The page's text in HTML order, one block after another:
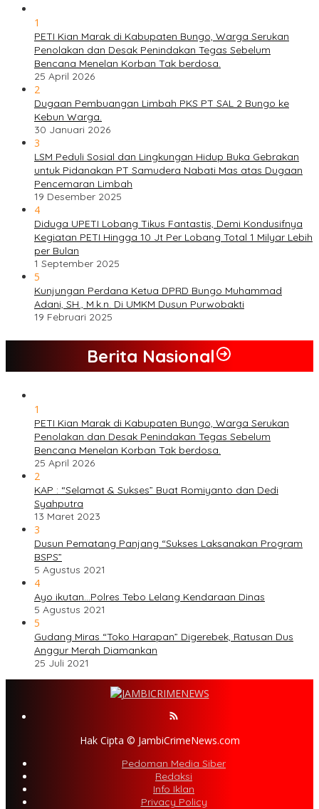
1
PETI Kian Marak di Kabupaten Bungo, Warga Serukan
Penolakan dan Desak Penindakan Tegas Sebelum
Bencana Menelan Korban Tak berdosa.
25 April 2026
2
Dugaan Pembuangan Limbah PKS PT SAL 2 Bungo ke
Kebun Warga.
30 Januari 2026
3
LSM Peduli Sosial dan Lingkungan Hidup Buka Gebrakan
untuk Pidanakan PT Samudera Nabati Mas atas Dugaan
Pencemaran Limbah
19 Desember 2025
4
Diduga UPETI Lobang Tikus Fantastis, Demi Kondusifnya
Kegiatan PETI Hingga 10 Jt Per Lobang Total 1 Milyar Lebih
per Bulan
1 September 2025
5
Kunjungan Perdana Ketua DPRD Bungo Muhammad
Adani, SH., M.k.n. Di UMKM Dusun Purwobakti
19 Februari 2025
Berita Nasional
1
PETI Kian Marak di Kabupaten Bungo, Warga Serukan
Penolakan dan Desak Penindakan Tegas Sebelum
Bencana Menelan Korban Tak berdosa.
25 April 2026
2
KAP : “Selamat & Sukses” Buat Romiyanto dan Dedi
Syahputra
13 Maret 2023
3
Dusun Pematang Panjang “Sukses Laksanakan Program
BSPS”
5 Agustus 2021
4
Ayo ikutan…Polres Tebo Lelang Kendaraan Dinas
5 Agustus 2021
5
Gudang Miras “Toko Harapan” Digerebek, Ratusan Dus
Anggur Merah Diamankan
25 Juli 2021
Hak Cipta © JambiCrimeNews.com
Pedoman Media Siber
Redaksi
Info Iklan
Privacy Policy